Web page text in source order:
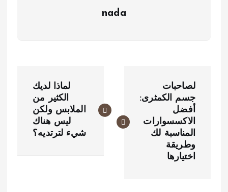
nada
لصاحبات
جسم الكمثرى:
أفضل
الاكسسوارات
المناسبة لك
وطريقة
اختيارها
لماذا لديك
الكثير من
الملابس ولكن
ليس هناك
شيء لترتديه؟